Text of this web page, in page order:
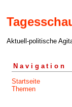
Aktuell-politische
Navigation
Startseite
Themen